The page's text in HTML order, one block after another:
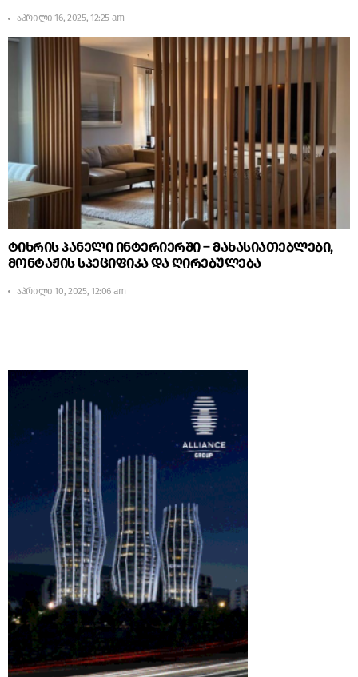
აპრილი 16, 2025, 12:25 am
ტიხრის პანელი ინტერიერში – მახასიათებლები,
მონტაჟის სპეციფიკა და ღირებულება
აპრილი 10, 2025, 12:06 am